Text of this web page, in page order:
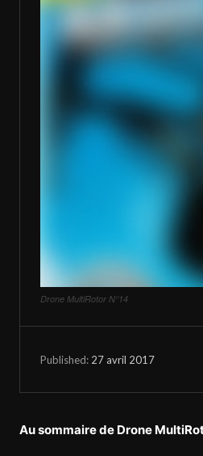
Drone MultiRotor N°14
Published: 27 avril 2017
Au sommaire de Drone